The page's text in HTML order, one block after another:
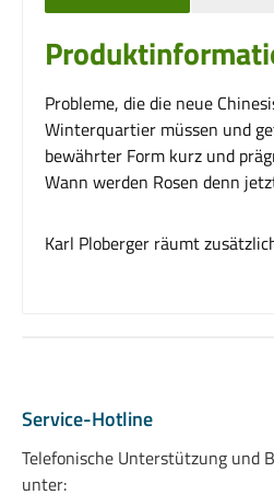
Probleme, die die neue
Winterquartier müssen und
bewährter Form kurz und
Wann werden Rosen denn
Karl Ploberger räumt
Service-Hotline
Telefonische Unterstützung und
unter: